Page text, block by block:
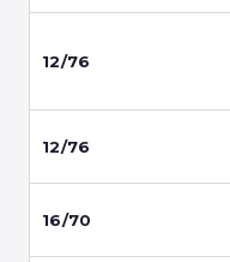
12/76
12/76
16/70